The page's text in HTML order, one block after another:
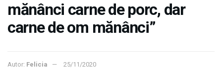
mănânci carne de porc, dar
carne de om mănânci”
Autor: Felicia 25/11/2020